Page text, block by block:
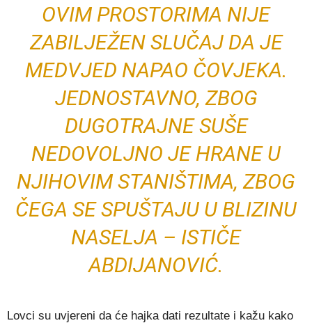
OVIM PROSTORIMA NIJE
ZABILJEŽEN SLUČAJ DA JE
MEDVJED NAPAO ČOVJEKA.
JEDNOSTAVNO, ZBOG
DUGOTRAJNE SUŠE
NEDOVOLJNO JE HRANE U
NJIHOVIM STANIŠTIMA, ZBOG
ČEGA SE SPUŠTAJU U BLIZINU
NASELJA – ISTIČE
ABDIJANOVIĆ.
Lovci su uvjereni da će hajka dati rezultate i kažu kako